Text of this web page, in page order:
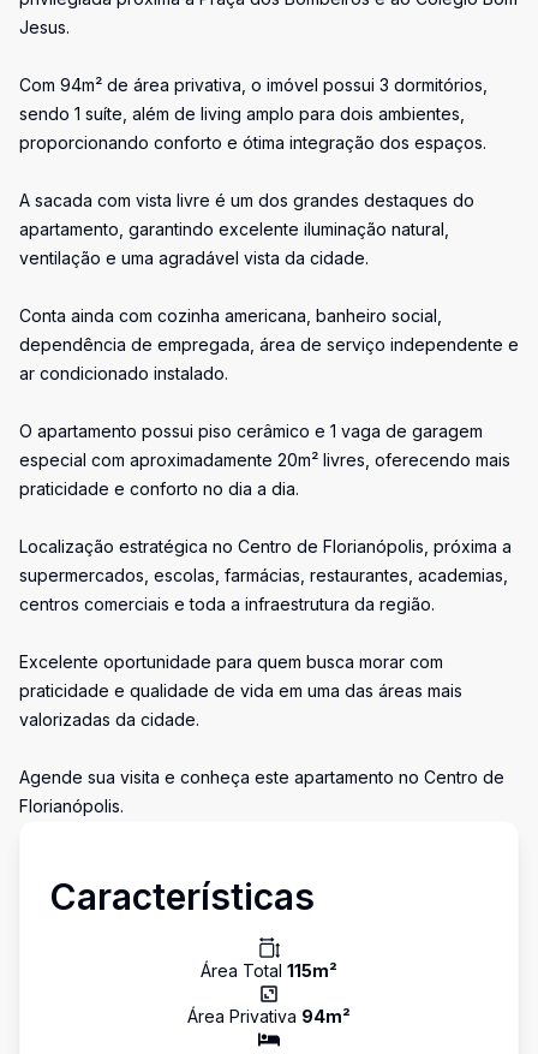
Jesus.
Com 94m² de área privativa, o imóvel possui 3 dormitórios,
sendo 1 suíte, além de living amplo para dois ambientes,
proporcionando conforto e ótima integração dos espaços.
A sacada com vista livre é um dos grandes destaques do
apartamento, garantindo excelente iluminação natural,
ventilação e uma agradável vista da cidade.
Conta ainda com cozinha americana, banheiro social,
dependência de empregada, área de serviço independente e
ar condicionado instalado.
O apartamento possui piso cerâmico e 1 vaga de garagem
especial com aproximadamente 20m² livres, oferecendo mais
praticidade e conforto no dia a dia.
Localização estratégica no Centro de Florianópolis, próxima a
supermercados, escolas, farmácias, restaurantes, academias,
centros comerciais e toda a infraestrutura da região.
Excelente oportunidade para quem busca morar com
praticidade e qualidade de vida em uma das áreas mais
valorizadas da cidade.
Agende sua visita e conheça este apartamento no Centro de
Florianópolis.
Características
Área Total 115m²
Área Privativa 94m²